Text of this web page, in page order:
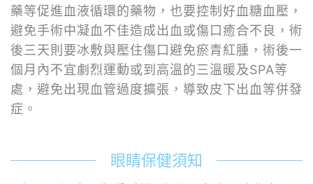
藥等促進血液循環的藥物，也要控制好血糖血壓，
避免手術中凝血不佳造成出血或傷口癒合不良，術
後三天則要冰敷與壓住傷口避免瘀青紅腫，術後一
個月內不宜劇烈運動或到高溫的三溫暖及SPA等
處，避免出現血管過度擴張，導致皮下出血等併發
症。
眼睛保健須知